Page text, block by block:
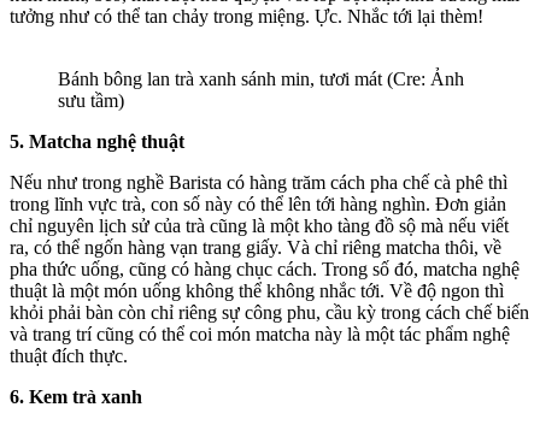
tưởng như có thể tan chảy trong miệng. Ực. Nhắc tới lại thèm!
Bánh bông lan trà xanh sánh min, tươi mát (Cre: Ảnh
sưu tầm)
5. Matcha nghệ thuật
Nếu như trong nghề Barista có hàng trăm cách pha chế cà phê thì
trong lĩnh vực trà, con số này có thể lên tới hàng nghìn. Đơn giản
chỉ nguyên lịch sử của trà cũng là một kho tàng đồ sộ mà nếu viết
ra, có thể ngốn hàng vạn trang giấy. Và chỉ riêng matcha thôi, về
pha thức uống, cũng có hàng chục cách. Trong số đó, matcha nghệ
thuật là một món uống không thể không nhắc tới. Về độ ngon thì
khỏi phải bàn còn chỉ riêng sự công phu, cầu kỳ trong cách chế biến
và trang trí cũng có thể coi món matcha này là một tác phẩm nghệ
thuật đích thực.
6. Kem trà xanh